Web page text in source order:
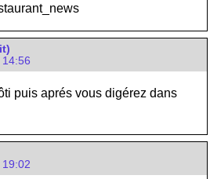
puis aprés vous digérez dans